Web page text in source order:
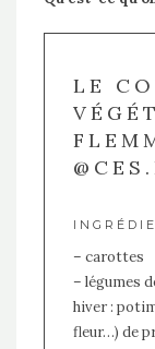
LE
– carottes
– légumes
hiver :
fleur…) de